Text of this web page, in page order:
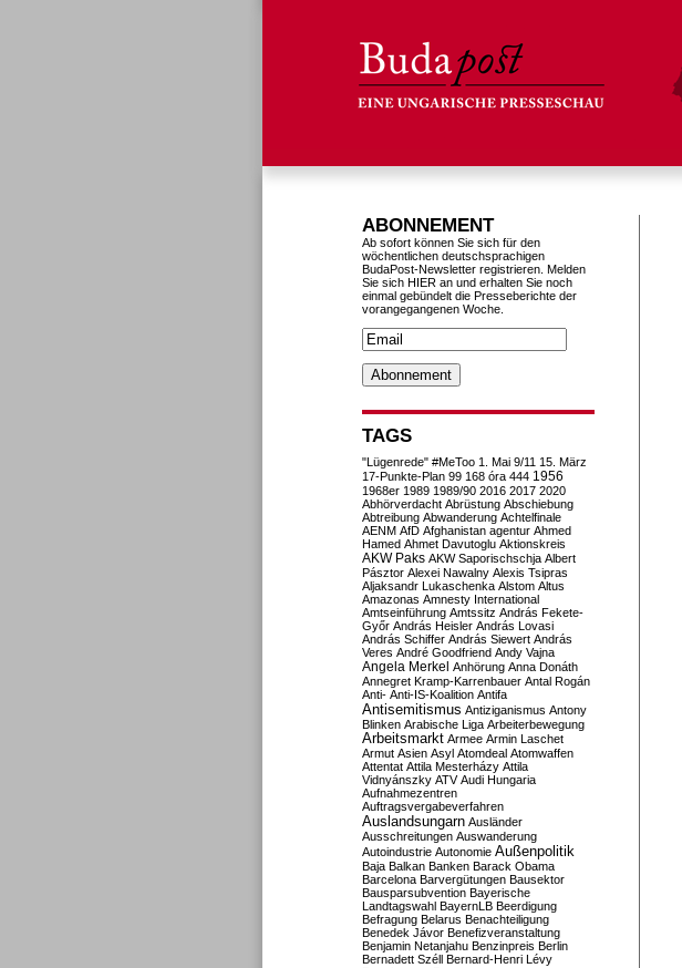
ABONNEMENT
Ab sofort können Sie sich für den
wöchentlichen deutschsprachigen
BudaPost-Newsletter registrieren. Melden
Sie sich HIER an und erhalten Sie noch
einmal gebündelt die Presseberichte der
vorangegangenen Woche.
TAGS
"Lügenrede" #MeToo 1. Mai 9/11 15. März
17-Punkte-Plan 99 168 óra 444 1956
1968er 1989 1989/90 2016 2017 2020
Abhörverdacht Abrüstung Abschiebung
Abtreibung Abwanderung Achtelfinale
AENM AfD Afghanistan agentur Ahmed
Hamed Ahmet Davutoglu Aktionskreis
AKW Paks AKW Saporischschja Albert
Pásztor Alexei Nawalny Alexis Tsipras
Aljaksandr Lukaschenka Alstom Altus
Amazonas Amnesty International
Amtseinführung Amtssitz András Fekete-
Győr András Heisler András Lovasi
András Schiffer András Siewert András
Veres André Goodfriend Andy Vajna
Angela Merkel Anhörung Anna Donáth
Annegret Kramp-Karrenbauer Antal Rogán
Anti- Anti-IS-Koalition Antifa
Antisemitismus Antiziganismus Antony
Blinken Arabische Liga Arbeiterbewegung
Arbeitsmarkt Armee Armin Laschet
Armut Asien Asyl Atomdeal Atomwaffen
Attentat Attila Mesterházy Attila
Vidnyánszky ATV Audi Hungaria
Aufnahmezentren
Auftragsvergabeverfahren
Auslandsungarn Ausländer
Ausschreitungen Auswanderung
Autoindustrie Autonomie Außenpolitik
Baja Balkan Banken Barack Obama
Barcelona Barvergütungen Bausektor
Bausparsubvention Bayerische
Landtagswahl BayernLB Beerdigung
Befragung Belarus Benachteiligung
Benedek Jávor Benefizveranstaltung
Benjamin Netanjahu Benzinpreis Berlin
Bernadett Széll Bernard-Henri Lévy